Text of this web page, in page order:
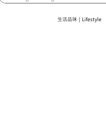
生活品味｜Lifestyle